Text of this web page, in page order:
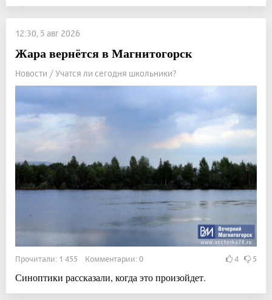
12:30, 5 авг 2026
Жара вернётся в Магнитогорск
Новости / Учатся ли сегодня школьники?
Прочитали: 1 455 Комментарии: 0 4 5
Синоптики рассказали, когда это произойдет.